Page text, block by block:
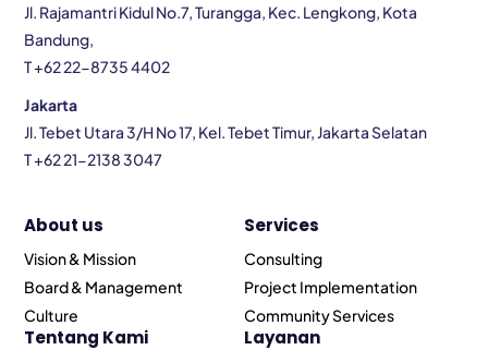
Jl. Rajamantri Kidul No.7, Turangga, Kec. Lengkong, Kota
Bandung,
T +62 22-8735 4402
Jakarta
Jl. Tebet Utara 3/H No 17, Kel. Tebet Timur, Jakarta Selatan
T +62 21-2138 3047
About us
Vision & Mission
Board & Management
Culture
Tentang Kami
Services
Consulting
Project Implementation
Community Services
Layanan